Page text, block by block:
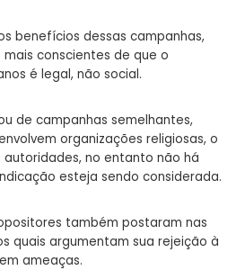
benefícios dessas campanhas,
conscientes de que o
é legal, não social.
de campanhas semelhantes,
organizações religiosas, o
no entanto não há
esteja sendo considerada.
também postaram nas
quais argumentam sua rejeição à
ameaças.